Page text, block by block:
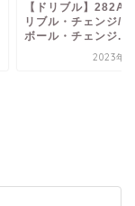
【ドリブル】282A
リブル・チェンジ/
ボール・チェンジ...
2023年8